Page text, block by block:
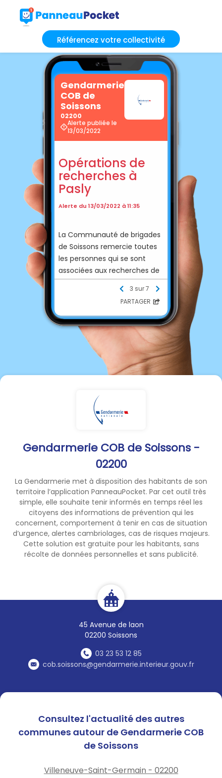
Référencez votre collectivité
Gendarmerie COB de Soissons -
02200
La Gendarmerie met à disposition des habitants de son
territoire l’application PanneauPocket. Par cet outil très
simple, elle souhaite tenir informés en temps réel les
citoyens des informations de prévention qui les
concernent, comportement à tenir en cas de situation
d’urgence, alertes cambriolages, cas de risques majeurs.
Cette solution est gratuite pour les habitants, sans
récolte de données personnelles et sans publicité.
45 Avenue de laon
02200 Soissons
03 23 53 12 85
cob.soissons@gendarmerie.interieur.gouv.fr
Gendarmerie
COB de
Soissons
02200
Alerte publiée le
13/03/2022
Opérations de
recherches à
Pasly
Alerte du 13/03/2022 à 11:35
La Communauté de brigades
de Soissons remercie toutes
les personnes qui se sont
associées aux recherches de
l'octogénaire disparu depuis
malheureusement été
retrouvé inanimé hier.
Nous renouvelons nos
sincères condoléances à sa
veuve et aux proches de
Michel PONTHIEUX.
3 sur 7
PARTAGER
Consultez l'actualité des autres
communes autour de Gendarmerie COB
de Soissons
Villeneuve-Saint-Germain - 02200